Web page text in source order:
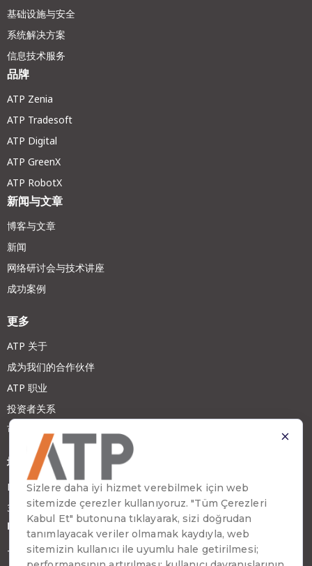
基础设施与安全
系统解决方案
信息技术服务
品牌
ATP Zenia
ATP Tradesoft
ATP Digital
ATP GreenX
ATP RobotX
新闻与文章
博客与文章
新闻
网络研讨会与技术讲座
成功案例
更多
ATP 关于
成为我们的合作伙伴
ATP 职业
投资者关系
可持续发展
地址
Emirhan Cad. No:109 Kat:9 Atakule
34349 Beşiktaş, İstanbul, Türkiye
电话
+90 (212) 310 65 00